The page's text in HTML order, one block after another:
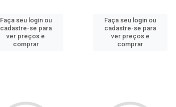
Faça seu login ou
cadastre-se para
ver preços e
comprar
Faça seu login ou
cadastre-se para
ver preços e
comprar